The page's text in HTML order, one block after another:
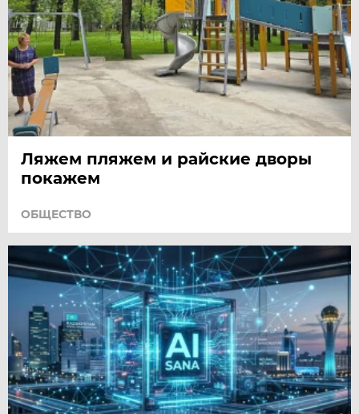
Ляжем пляжем и райские дворы
покажем
ОБЩЕСТВО